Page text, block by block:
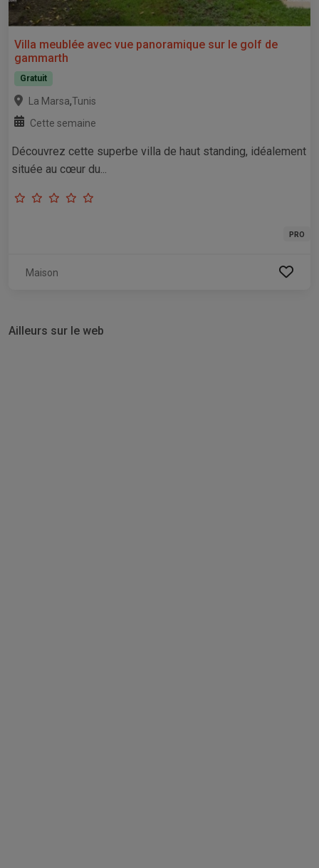
Villa meublée avec vue panoramique sur le golf de
gammarth
Gratuit
La Marsa,Tunis
Cette semaine
Découvrez cette superbe villa de haut standing, idéalement
située au cœur du...
PRO
Maison
Ailleurs sur le web